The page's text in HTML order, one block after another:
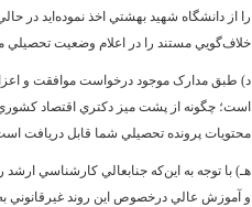
را از دانشگاه شهيد بهشتي اخذ نموده‌ايد در
خلاف‌گويي مستند را در اعلام وضعيت
است؛ چگونه از پشت ميز دکتري اقتصاد کشوري
محتويات پرونده تحصيلي شما قابل دريافت
هـ) با توجه به اين‌که جنابعالي کارشناسي
و آموزش عالي درخصوص اين روند غيرقانوني